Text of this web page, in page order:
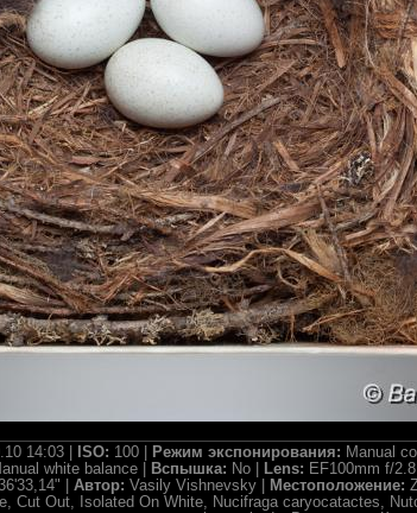
14:03 | ISO: 100 | Режим экспонирования: Manual
white balance | Вспышка: No | Lens: EF100mm f/
| Автор: Vasily Vishnevsky | Местоположение:
Cut Out, Isolated On White, Nucifraga caryocatactes,